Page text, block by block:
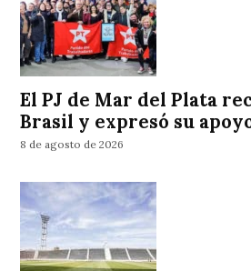
El PJ de Mar del Plata
Brasil y expresó su
8 de agosto de 2026